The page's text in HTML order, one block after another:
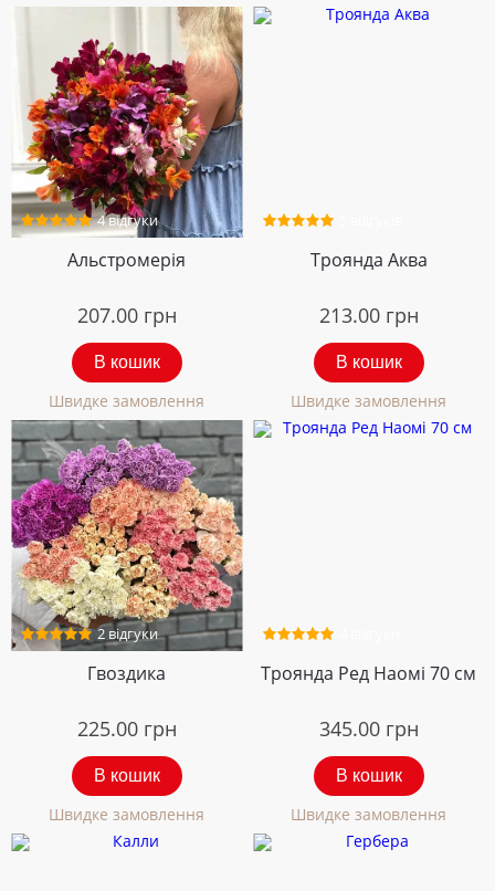
4 відгуки
Альстромерія
207.00 грн
В кошик
Швидке замовлення
Троянда Аква
213.00 грн
В кошик
Швидке замовлення
2 відгуки
Гвоздика
225.00 грн
В кошик
Швидке замовлення
Троянда Ред Наомі 70 см
345.00 грн
В кошик
Швидке замовлення